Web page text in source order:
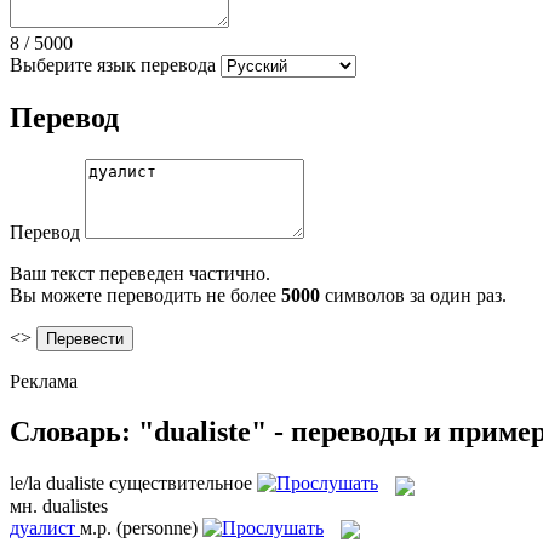
8 / 5000
Выберите язык перевода
Перевод
Перевод
Ваш текст переведен частично.
Вы можете переводить не более 5000 символов за один раз.
<>
Реклама
Словарь: "dualiste" - переводы и
le/la dualiste существительное
мн. dualistes
дуалист м.р. (personne)